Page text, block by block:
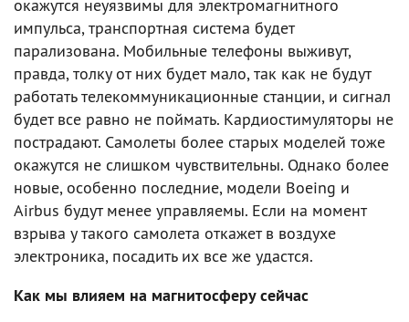
окажутся неуязвимы для электромагнитного
импульса, транспортная система будет
парализована. Мобильные телефоны выживут,
правда, толку от них будет мало, так как не будут
работать телекоммуникационные станции, и сигнал
будет все равно не поймать. Кардиостимуляторы не
пострадают. Самолеты более старых моделей тоже
окажутся не слишком чувствительны. Однако более
новые, особенно последние, модели Boeing и
Airbus будут менее управляемы. Если на момент
взрыва у такого самолета откажет в воздухе
электроника, посадить их все же удастся.
Как мы влияем на магнитосферу сейчас